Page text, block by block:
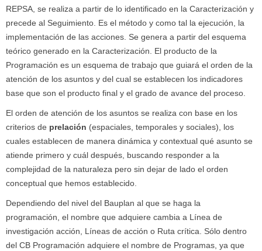
REPSA, se realiza a partir de lo identificado en la Caracterización y
precede al Seguimiento. Es el método y como tal la ejecución, la
implementación de las acciones. Se genera a partir del esquema
teórico generado en la Caracterización. El producto de la
Programación es un esquema de trabajo que guiará el orden de la
atención de los asuntos y del cual se establecen los indicadores
base que son el producto final y el grado de avance del proceso.
El orden de atención de los asuntos se realiza con base en los
criterios de prelación (espaciales, temporales y sociales), los
cuales establecen de manera dinámica y contextual qué asunto se
atiende primero y cuál después, buscando responder a la
complejidad de la naturaleza pero sin dejar de lado el orden
conceptual que hemos establecido.
Dependiendo del nivel del Bauplan al que se haga la
programación, el nombre que adquiere cambia a Línea de
investigación acción, Líneas de acción o Ruta crítica. Sólo dentro
del CB Programación adquiere el nombre de Programas, ya que